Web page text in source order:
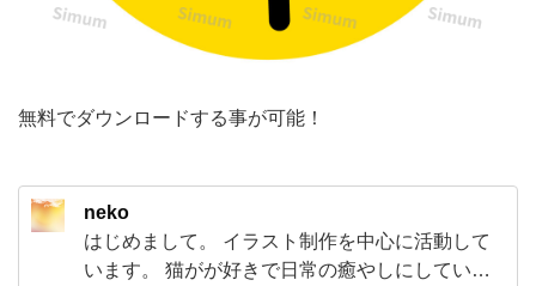
い
期
に
無料でダウンロードする事が可能！
neko
はじめまして。 イラスト制作を中心に活動して
います。 猫がが好きで日常の癒やしにしていま